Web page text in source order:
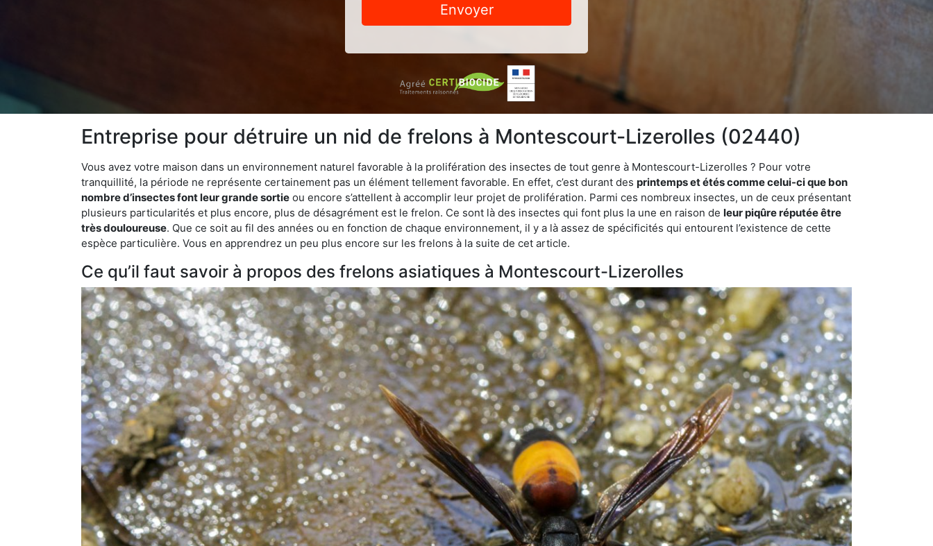
Envoyer
Entreprise pour détruire un nid de frelons à Montescourt-Lizerolles (02440)
Vous avez votre maison dans un environnement naturel favorable à la prolifération des insectes de tout genre à Montescourt-Lizerolles ? Pour votre
tranquillité, la période ne représente certainement pas un élément tellement favorable. En effet, c’est durant des printemps et étés comme celui-ci que bon
nombre d’insectes font leur grande sortie ou encore s’attellent à accomplir leur projet de prolifération. Parmi ces nombreux insectes, un de ceux présentant
plusieurs particularités et plus encore, plus de désagrément est le frelon. Ce sont là des insectes qui font plus la une en raison de leur piqûre réputée être
très douloureuse. Que ce soit au fil des années ou en fonction de chaque environnement, il y a là assez de spécificités qui entourent l’existence de cette
espèce particulière. Vous en apprendrez un peu plus encore sur les frelons à la suite de cet article.
Ce qu’il faut savoir à propos des frelons asiatiques à Montescourt-Lizerolles